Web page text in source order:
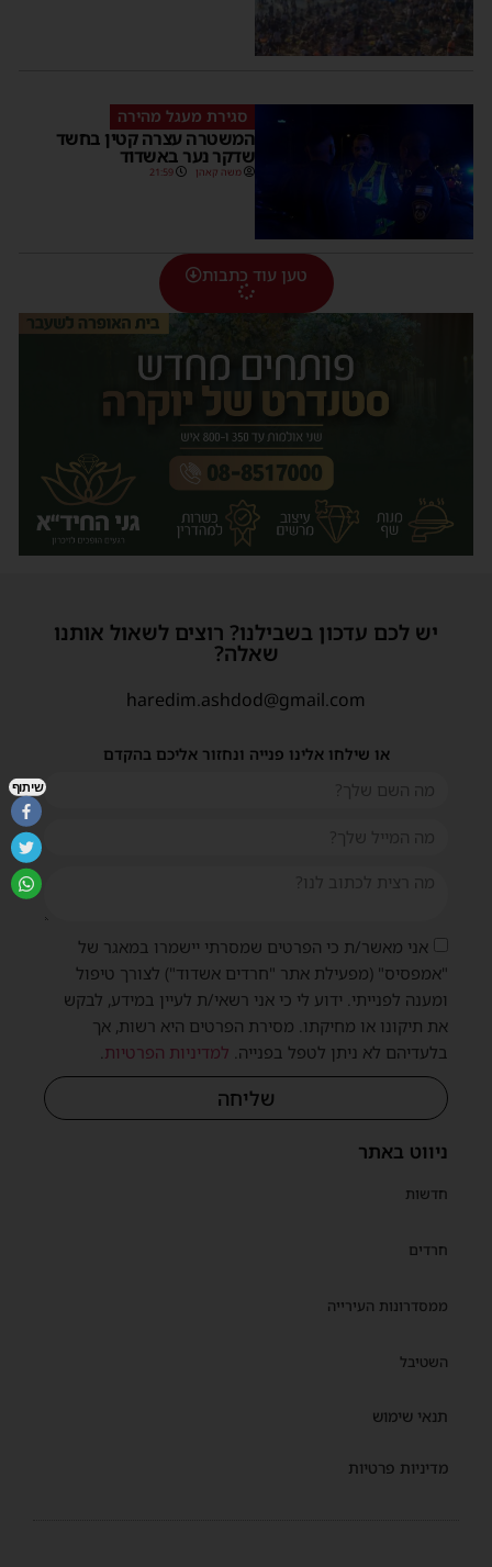
סגירת מעגל מהירה
המשטרה עצרה קטין בחשד
שדקר נער באשדוד
משה קאהן 21:59
טען עוד כתבות
ניווט באתר
חדשות
חרדים
ממסדרונות העירייה
השטיבל
תנאי שימוש
מדיניות פרטיות
יש לכם עדכון בשבילנו? רוצים לשאול אותנו
שאלה?
haredim.ashdod@gmail.com
או שילחו אלינו פנייה ונחזור אליכם בהקדם
אני מאשר/ת כי הפרטים שמסרתי יישמרו במאגר של
"אמפסיס" (מפעילת אתר "חרדים אשדוד") לצורך טיפול
ומענה לפנייתי. ידוע לי כי אני רשאי/ת לעיין במידע, לבקש
את תיקונו או מחיקתו. מסירת הפרטים היא רשות, אך
בלעדיהם לא ניתן לטפל בפנייה. למדיניות הפרטיות.
שליחה
שיתוף